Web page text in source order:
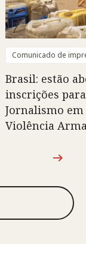
Comunicado de
Brasil: estão
inscrições
Jornalismo
Violência